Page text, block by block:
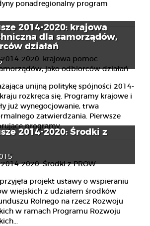
ponadregionalny program
2014-2020: krajowa
dla samorządów,
działań
unijną politykę spójności 2014-
rozkręca się. Programy krajowe i
już wynegocjowanie, trwa
zatwierdzania. Pierwsze
programy...
2014-2020: Środki z
projekt ustawy o wspieraniu
wiejskich z udziałem środków
Rolnego na rzecz Rozwoju
w ramach Programu Rozwoju